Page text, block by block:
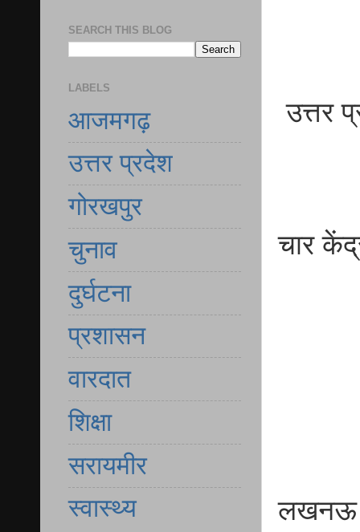
उत्तर
चार
लखनऊ
SEARCH THIS BLOG
LABELS
आजमगढ़
उत्तर प्रदेश
गोरखपुर
चुनाव
दुर्घटना
प्रशासन
वारदात
शिक्षा
सरायमीर
स्वास्थ्य